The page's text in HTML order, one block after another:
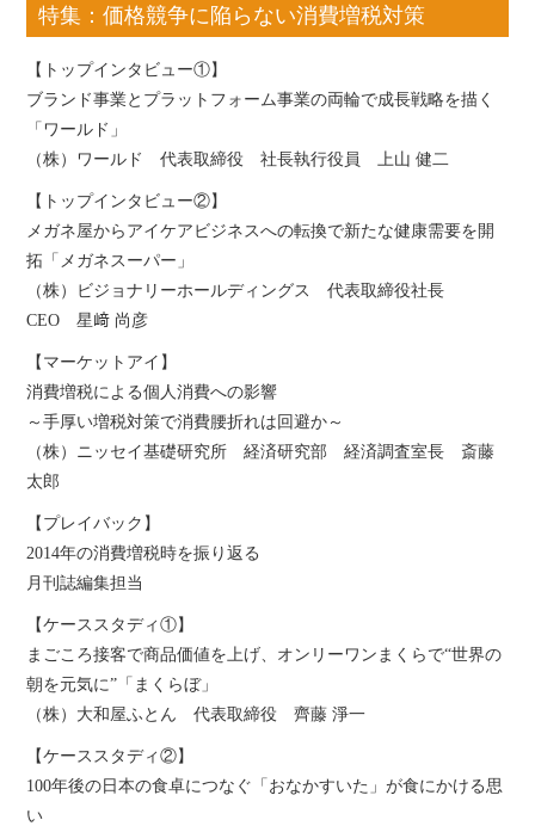
特集：価格競争に陥らない消費増税対策
【トップインタビュー①】
ブランド事業とプラットフォーム事業の両輪で成長戦略を描く
「ワールド」
（株）ワールド 代表取締役 社長執行役員 上山 健二
【トップインタビュー②】
メガネ屋からアイケアビジネスへの転換で新たな健康需要を開
拓「メガネスーパー」
（株）ビジョナリーホールディングス 代表取締役社長
CEO 星﨑 尚彦
【マーケットアイ】
消費増税による個人消費への影響
～手厚い増税対策で消費腰折れは回避か～
（株）ニッセイ基礎研究所 経済研究部 経済調査室長 斎藤
太郎
【プレイバック】
2014年の消費増税時を振り返る
月刊誌編集担当
【ケーススタディ①】
まごころ接客で商品価値を上げ、オンリーワンまくらで“世界の
朝を元気に”「まくらぼ」
（株）大和屋ふとん 代表取締役 齊藤 淨一
【ケーススタディ②】
100年後の日本の食卓につなぐ「おなかすいた」が食にかける思
い